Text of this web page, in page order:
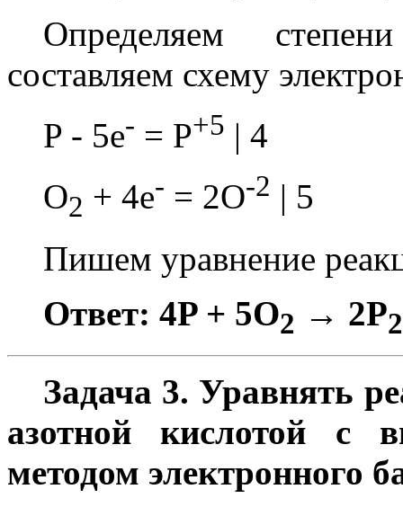
Определяем
составляем схему
P - 5e- = P+5 | 4
O2 + 4e- = 2O-2 | 5
Пишем уравнение
Ответ: 4P + 5O2 → 2P2
Задача 3. Уравнять
азотной кислотой с
методом электронного